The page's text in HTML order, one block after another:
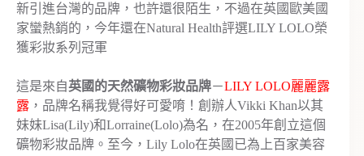
新引進台灣的品牌，也許還很陌生，不過在英國歐美國
家蠻熱銷的，今年還在Natural Health評選LILY LOLO榮
獲彩妝系列冠軍
這是來自英國的天然礦物彩妝品牌－LILY LOLO麗麗露
露 ，品牌名稱我覺得好可愛唷！創辦人Vikki Khan以其
妹妹Lisa(Lily)和Lorraine(Lolo)為名，在2005年創立這個
礦物彩妝品牌。至今，Lily Lolo在英國已為上百家美容